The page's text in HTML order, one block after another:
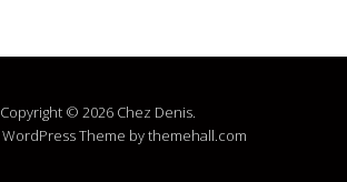
Copyright © 2026 Chez Denis.
WordPress Theme by themehall.com